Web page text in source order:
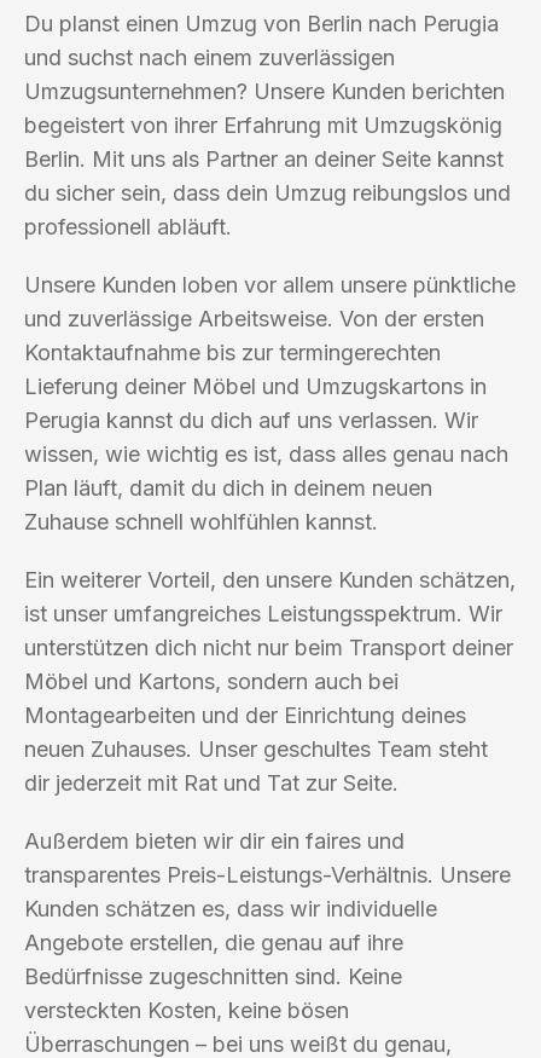
Du planst einen Umzug von Berlin nach Perugia
und suchst nach einem zuverlässigen
Umzugsunternehmen? Unsere Kunden berichten
begeistert von ihrer Erfahrung mit Umzugskönig
Berlin. Mit uns als Partner an deiner Seite kannst
du sicher sein, dass dein Umzug reibungslos und
professionell abläuft.
Unsere Kunden loben vor allem unsere pünktliche
und zuverlässige Arbeitsweise. Von der ersten
Kontaktaufnahme bis zur termingerechten
Lieferung deiner Möbel und Umzugskartons in
Perugia kannst du dich auf uns verlassen. Wir
wissen, wie wichtig es ist, dass alles genau nach
Plan läuft, damit du dich in deinem neuen
Zuhause schnell wohlfühlen kannst.
Ein weiterer Vorteil, den unsere Kunden schätzen,
ist unser umfangreiches Leistungsspektrum. Wir
unterstützen dich nicht nur beim Transport deiner
Möbel und Kartons, sondern auch bei
Montagearbeiten und der Einrichtung deines
neuen Zuhauses. Unser geschultes Team steht
dir jederzeit mit Rat und Tat zur Seite.
Außerdem bieten wir dir ein faires und
transparentes Preis-Leistungs-Verhältnis. Unsere
Kunden schätzen es, dass wir individuelle
Angebote erstellen, die genau auf ihre
Bedürfnisse zugeschnitten sind. Keine
versteckten Kosten, keine bösen
Überraschungen – bei uns weißt du genau,